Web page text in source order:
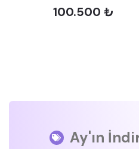
100.500 ₺
Ay'ın